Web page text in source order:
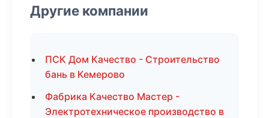
Другие компании
ПСК Дом Качество - Строительство
бань в Кемерово
Фабрика Качество Мастер -
Электротехническое производство в